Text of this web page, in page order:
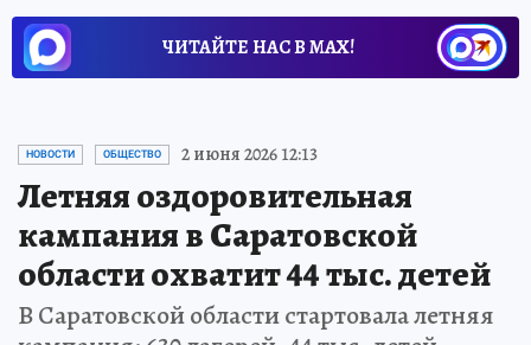
ЧИТАЙТЕ НАС В МАХ!
НОВОСТИ ОБЩЕСТВО 2 июня 2026 12:13
Летняя оздоровительная
кампания в Саратовской
области охватит 44 тыс. детей
В Саратовской области стартовала летняя